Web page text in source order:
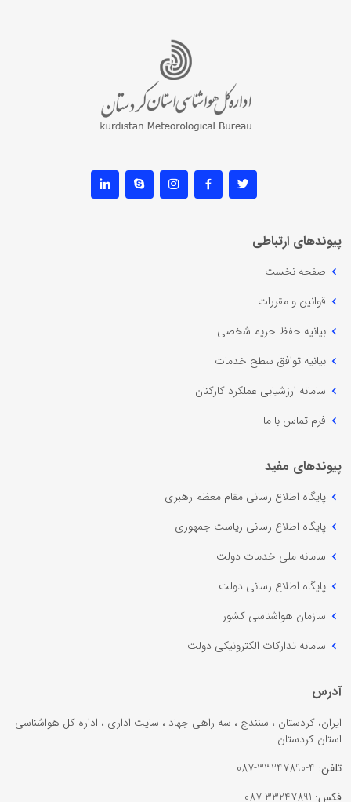
پیوندهای ارتباطی
صفحه نخست
قوانین و مقررات
بیانیه حفظ حریم شخصی
بیانیه توافق سطح خدمات
سامانه ارزشیابی عملکرد کارکنان
فرم تماس با ما
پیوندهای مفید
پایگاه اطلاع رسانی مقام معظم رهبری
پایگاه اطلاع رسانی ریاست جمهوری
سامانه ملی خدمات دولت
پایگاه اطلاع رسانی دولت
سازمان هواشناسی کشور
سامانه تدارکات الکترونیکی دولت
آدرس
ایران، کردستان ، سنندج ، سه راهی جهاد ، سایت اداری ، اداره کل هواشناسی
استان کردستان
تلفن:
فکس: